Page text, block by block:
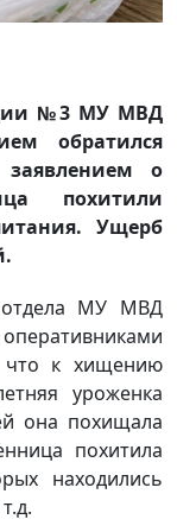
№3 МУ МВД
обратился
заявлением о
похитили
Ущерб
отдела МУ МВД
что к хищению
уроженка
она похищала
похитила
находились